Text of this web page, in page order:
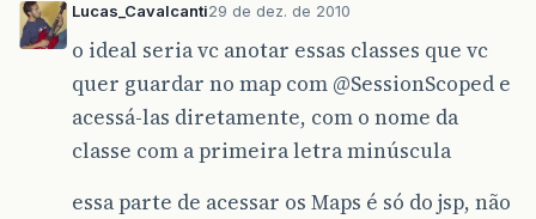
Lucas_Cavalcanti29 de dez. de 2010
o ideal seria vc anotar essas classes que vc
quer guardar no map com @SessionScoped e
acessá-las diretamente, com o nome da
classe com a primeira letra minúscula
essa parte de acessar os Maps é só do jsp, não